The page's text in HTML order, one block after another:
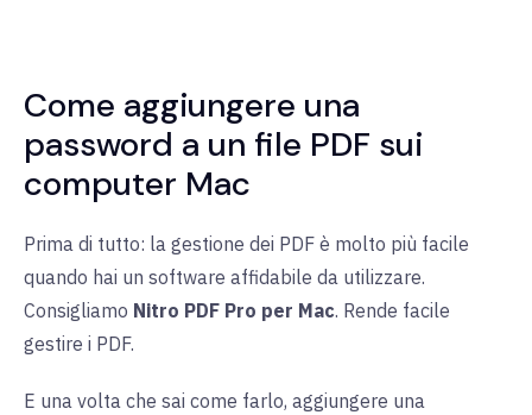
Come aggiungere una
password a un file PDF sui
computer Mac
Prima di tutto: la gestione dei PDF è molto più facile
quando hai un software affidabile da utilizzare.
Consigliamo Nitro PDF Pro per Mac. Rende facile
gestire i PDF.
E una volta che sai come farlo, aggiungere una